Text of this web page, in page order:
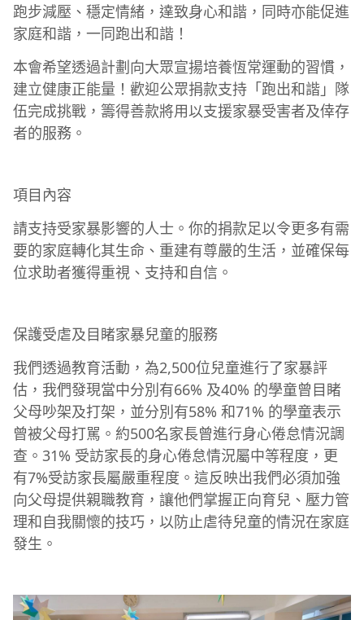
跑步減壓、穩定情緒，達致身心和諧，同時亦能促進
家庭和諧，一同跑出和諧！
本會希望透過計劃向大眾宣揚培養恆常運動的習慣，
建立健康正能量！歡迎公眾捐款支持「跑出和諧」隊
伍完成挑戰，籌得善款將用以支援家暴受害者及倖存
者的服務。
項目內容
請支持受家暴影響的人士。你的捐款足以令更多有需
要的家庭轉化其生命、重建有尊嚴的生活，並確保每
位求助者獲得重視、支持和自信。
保護受虐及目睹家暴兒童的服務
我們透過教育活動，為2,500位兒童進行了家暴評
估，我們發現當中分別有66% 及40% 的學童曾目睹
父母吵架及打架，並分別有58% 和71% 的學童表示
曾被父母打駡。約500名家長曾進行身心倦怠情況調
查。31% 受訪家長的身心倦怠情況屬中等程度，更
有7%受訪家長屬嚴重程度。這反映出我們必須加強
向父母提供親職教育，讓他們掌握正向育兒、壓力管
理和自我關懷的技巧，以防止虐待兒童的情況在家庭
發生。